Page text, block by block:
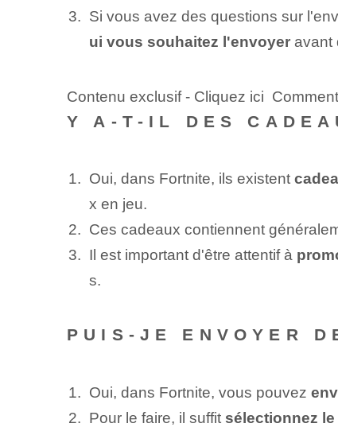
Si vous avez des questions sur
ui vous souhaitez l'envoyeravant
Contenu exclusif - Cliquez ici
Y A-T-IL DES
Oui, dans Fortnite, ils existent
x en jeu.
Ces cadeaux contiennent
Il est important d'être attentif à
s.
PUIS-JE ENVOYER
Oui, dans Fortnite, vous pouvez
Pour le faire, il suffit sélectionnez